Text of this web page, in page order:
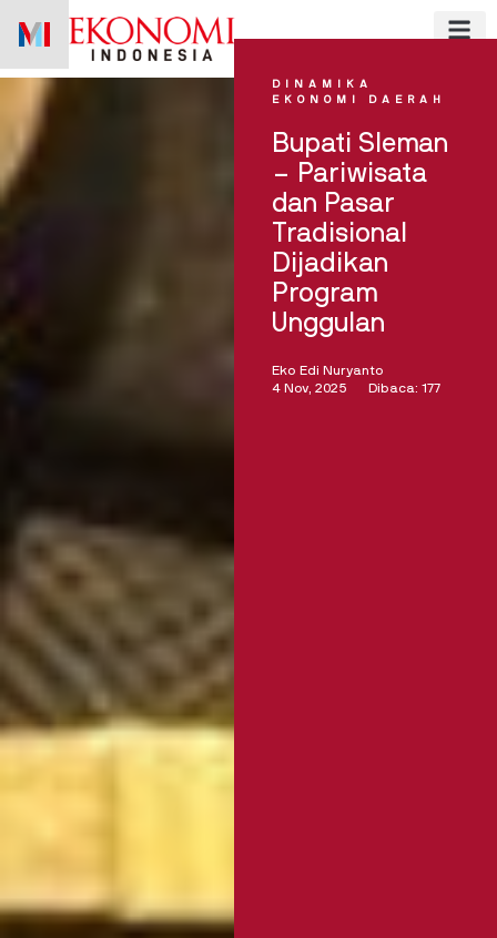
DINAMIKA
EKONOMI DAERAH
Bupati Sleman
– Pariwisata
dan Pasar
Tradisional
Dijadikan
Program
Unggulan
Eko Edi Nuryanto
4 Nov, 2025
Dibaca: 177